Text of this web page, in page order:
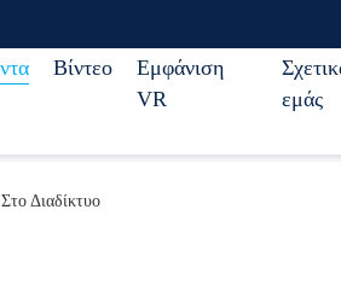
Βίντεο
Εμφάνιση
VR
εμάς
Διαδίκτυο